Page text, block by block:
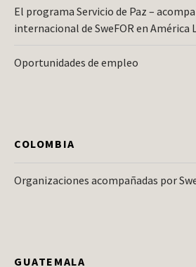
El programa Servicio de Paz –
internacional de SweFOR en América
Oportunidades de empleo
COLOMBIA
Organizaciones acompañadas por
GUATEMALA